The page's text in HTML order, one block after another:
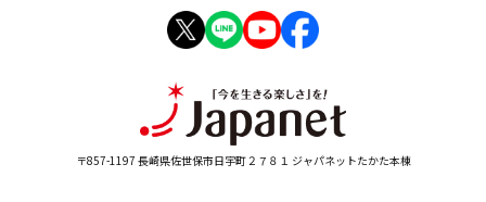
〒857-1197 長崎県佐世保市日宇町２７８１ ジャパネットたかた本棟